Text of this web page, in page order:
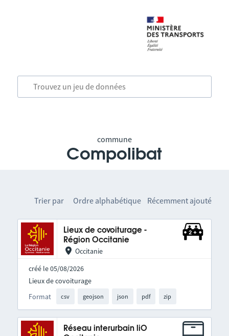
commune
Compolibat
Trier par Ordre alphabétique Récemment ajouté
Lieux de covoiturage -
Région Occitanie
Occitanie
créé le 05/08/2026
Format csv geojson json pdf zip
Lieux de covoiturage
Réseau interurbain liO